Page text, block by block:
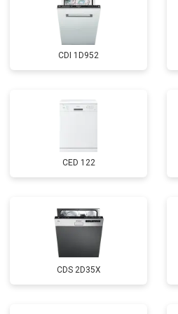
Замена нижнего уплотнителя
Замена заливного шланга с
системой Аквастоп
Диагностика
CDI 1D952
CED 122
CDS 2D35X